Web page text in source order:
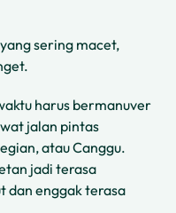
sering macet,
harus bermanuver
jalan pintas
atau Canggu.
jadi terasa
dan enggak terasa